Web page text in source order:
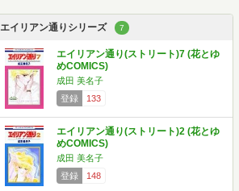
エイリアン通りシリーズ 7
エイリアン通り(ストリート)7 (花とゆ
めCOMICS)
成田 美名子
登録
133
エイリアン通り(ストリート)2 (花とゆ
めCOMICS)
成田 美名子
登録
148